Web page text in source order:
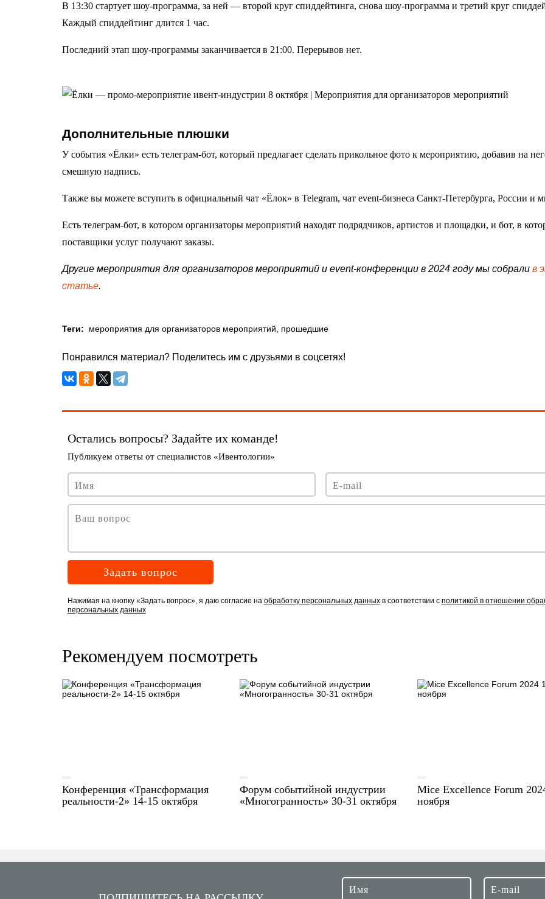
В 13:30 стартует шоу-программа, за ней — второй круг спиддейтинга, снова шоу-программа и третий круг
Каждый спиддейтинг длится 1 час.
Последний этап шоу-программы заканчивается в 21:00. Перерывов нет.
Дополнительные плюшки
У события «Ёлки» есть телеграм-бот, который предлагает сделать прикольное фото к мероприятию, добавив на
смешную надпись.
Также вы можете вступить в официальный чат «Ёлок» в Telegram, чат event-бизнеса Санкт-Петербурга, России и
Есть телеграм-бот, в котором организаторы мероприятий находят подрядчиков, артистов и площадки, и бот, в
поставщики услуг получают заказы.
Другие мероприятия для организаторов мероприятий и event-конференции в 2024 году мы собрали в
статье.
Теги: мероприятия для организаторов мероприятий прошедшие
Понравился материал? Поделитесь им с друзьями в соцсетях!
Задать вопрос
Нажимая на кнопку «Задать вопрос», я даю согласие на обработку персональных данныхв соответствии с политикой в отношении
персональных данных
Рекомендуем посмотреть
Конференция «Трансформация
реальности-2»‎ 14-15 октября
Форум событийной индустрии
«Многогранность» 30-31 октября
Mice Excellence Forum
ноября